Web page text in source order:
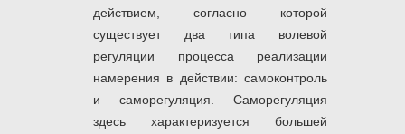
действием, согласно которой
существует два типа волевой
регуляции процесса реализации
намерения в действии: самоконтроль
и саморегуляция. Саморегуляция
здесь характеризуется большей